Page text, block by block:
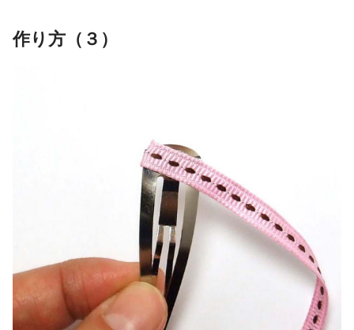
作り方（３）